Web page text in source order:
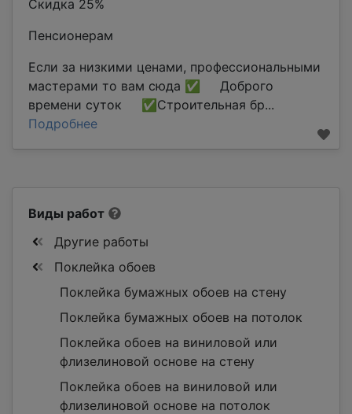
Скидка 25%
Пенсионерам
Если за низкими ценами, профессиональными
мастерами то вам сюда ✅ Доброго
времени суток ✅Строительная бр...
Подробнее
Виды работ
Другие работы
Поклейка обоев
Поклейка бумажных обоев на стену
Поклейка бумажных обоев на потолок
Поклейка обоев на виниловой или
флизелиновой основе на стену
Поклейка обоев на виниловой или
флизелиновой основе на потолок